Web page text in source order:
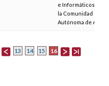
e Informáticos para
la Comunidad
Autónoma de
13 14 15 16